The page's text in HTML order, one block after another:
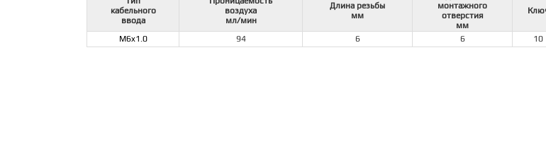
кабельного
ввода
воздуха
мл/мин
Длина резьбы
мм
монтажного
отверстия
мм
M6x1.0
94 6 6 10